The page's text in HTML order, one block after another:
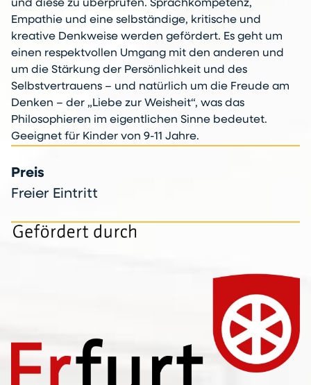
und diese zu überprüfen. Sprachkompetenz,
Empathie und eine selbständige, kritische und
kreative Denkweise werden gefördert. Es geht um
einen respektvollen Umgang mit den anderen und
um die Stärkung der Persönlichkeit und des
Selbstvertrauens – und natürlich um die Freude am
Denken – der „Liebe zur Weisheit“, was das
Philosophieren im eigentlichen Sinne bedeutet.
Geeignet für Kinder von 9-11 Jahre.
Preis
Freier Eintritt